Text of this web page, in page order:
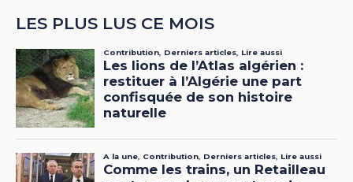
LES PLUS LUS CE MOIS